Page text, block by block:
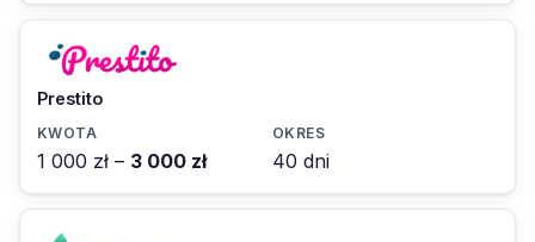
Prestito
1 000 zł – 3 000 zł 40 dni